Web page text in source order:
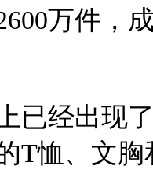
万件，
经出现了
T恤、文